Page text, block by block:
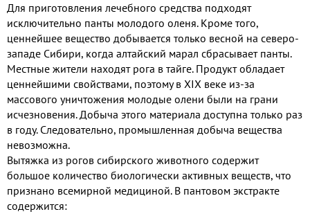
Для приготовления лечебного средства подходят
исключительно панты молодого оленя. Кроме того,
ценнейшее вещество добывается только весной на северо-
западе Сибири, когда алтайский марал сбрасывает панты.
Местные жители находят рога в тайге. Продукт обладает
ценнейшими свойствами, поэтому в XIX веке из-за
массового уничтожения молодые олени были на грани
исчезновения. Добыча этого материала доступна только раз
в году. Следовательно, промышленная добыча вещества
невозможна.
Вытяжка из рогов сибирского животного содержит
большое количество биологически активных веществ, что
признано всемирной медициной. В пантовом экстракте
содержится: